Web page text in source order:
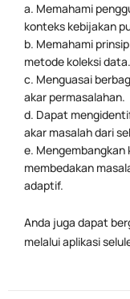
a. Memahami
konteks kebijakan
b. Memahami
metode koleksi data.
c. Menguasai
akar permasalahan.
d. Dapat
akar masalah dari
e. Mengembangkan
membedakan
adaptif.
Anda juga dapat
melalui aplikasi